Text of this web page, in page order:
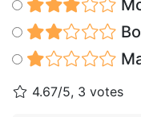
4.67/5, 3 votes